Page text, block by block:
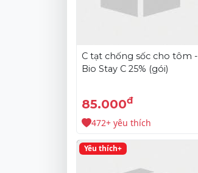
C tạt chống sốc cho tôm -
Bio Stay C 25% (gói)
85.000đ
472+ yêu thích
Yêu thích+